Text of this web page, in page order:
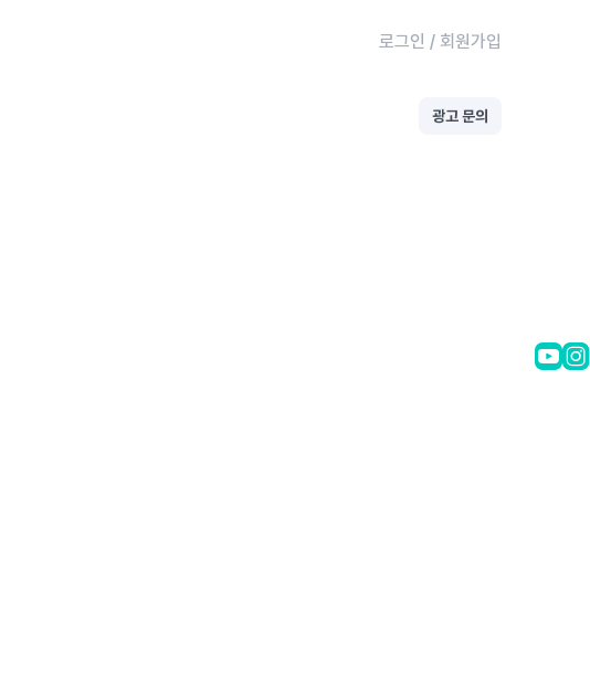
로그인 / 회원가입
광고 문의